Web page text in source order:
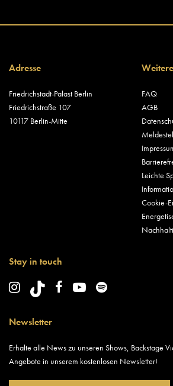
Adresse
Friedrichstadt-Palast Berlin
Friedrichstraße 107
10117 Berlin-Mitte
FAQ
AGB
Leichte
Cookie-
Stay in touch
Newsletter
Erhalte alle News zu unseren Shows, Backstage
Angebote in unserem kostenlosen Newsletter!